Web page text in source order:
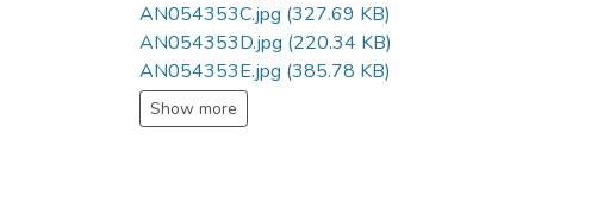
AN054353C.jpg (327.69 KB)
AN054353D.jpg (220.34 KB)
AN054353E.jpg (385.78 KB)
Show more